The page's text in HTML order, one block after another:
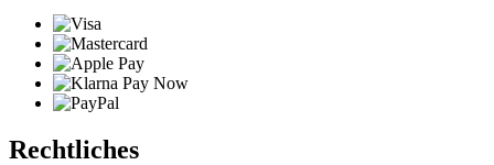
Rechtliches